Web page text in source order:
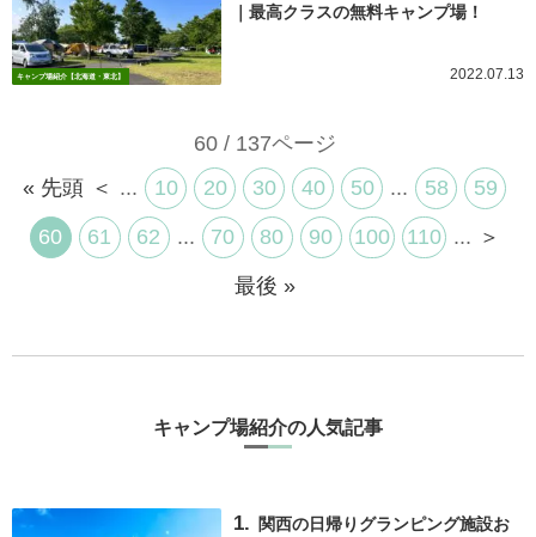
キャンプ場紹介【北海道・東北】
｜最高クラスの無料キャンプ場！
2022.07.13
60 / 137ページ
« 先頭 ＜ ... 10 20 30 40 50 ... 58 59
60 61 62 ... 70 80 90 100 110 ... ＞
最後 »
キャンプ場紹介の人気記事
関西の日帰りグランピング施設お